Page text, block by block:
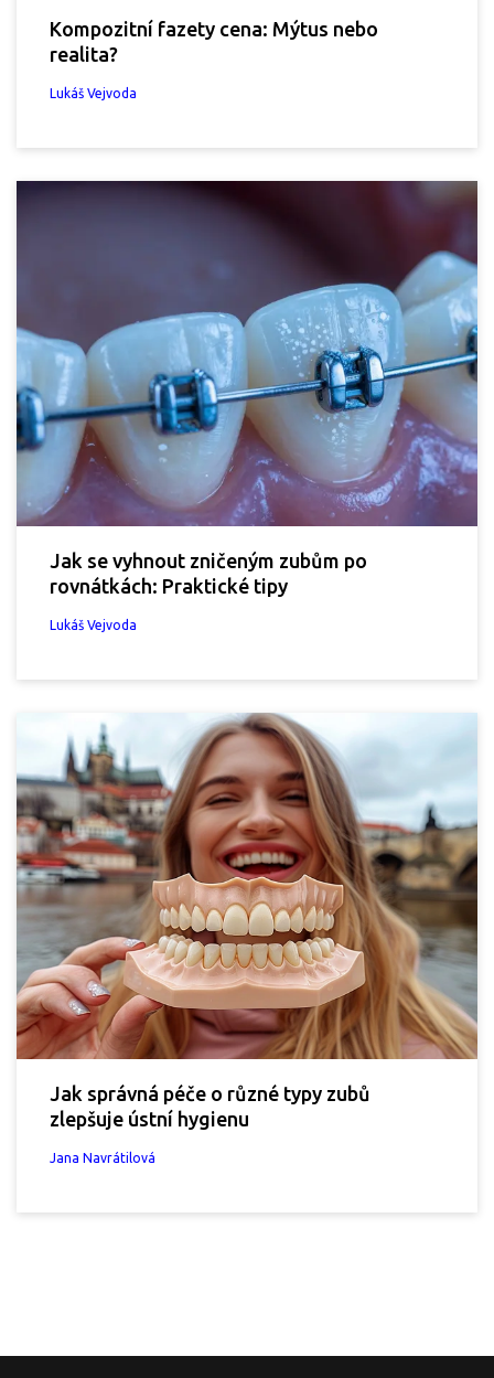
Kompozitní fazety cena: Mýtus nebo
realita?
Lukáš Vejvoda
Jak se vyhnout zničeným zubům po
rovnátkách: Praktické tipy
Lukáš Vejvoda
Jak správná péče o různé typy zubů
zlepšuje ústní hygienu
Jana Navrátilová